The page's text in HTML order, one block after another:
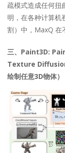
疏模式造成任何扭
明，在各种计算机
割）中，MaxQ 在
三、Paint3D:
Texture
绘制任意3D物体）